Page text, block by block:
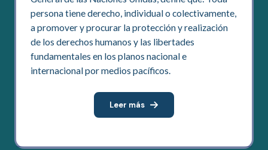
persona tiene derecho, individual o colectivamente,
a promover y procurar la protección y realización
de los derechos humanos y las libertades
fundamentales en los planos nacional e
internacional por medios pacíficos.
Leer más